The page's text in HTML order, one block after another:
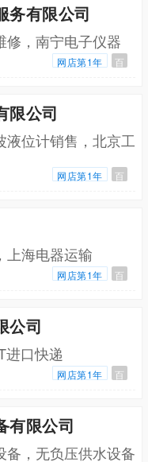
务有限公司
修，南宁电子仪器
网店第1年 百
限公司
位计销售，北京工
网店第1年 百
上海电器运输
网店第1年 百
公司
进口快递
网店第1年 百
有限公司
备，无负压供水设备